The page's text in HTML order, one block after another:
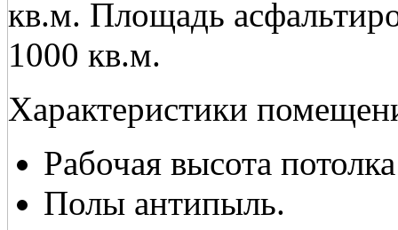
кв.м. Площадь
1000 кв.м.
Характеристики
Рабочая высота
Полы антипыль.